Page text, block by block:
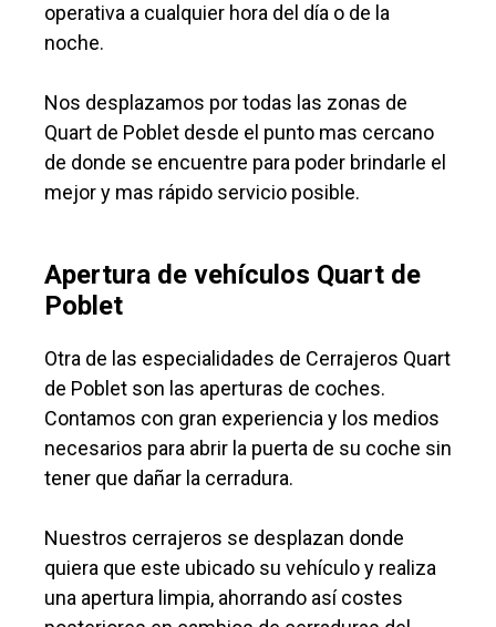
operativa a cualquier hora del día o de la
noche.
Nos desplazamos por todas las zonas de
Quart de Poblet desde el punto mas cercano
de donde se encuentre para poder brindarle el
mejor y mas rápido servicio posible.
Apertura de vehículos Quart de
Poblet
Otra de las especialidades de Cerrajeros Quart
de Poblet son las aperturas de coches.
Contamos con gran experiencia y los medios
necesarios para abrir la puerta de su coche sin
tener que dañar la cerradura.
Nuestros cerrajeros se desplazan donde
quiera que este ubicado su vehículo y realiza
una apertura limpia, ahorrando así costes